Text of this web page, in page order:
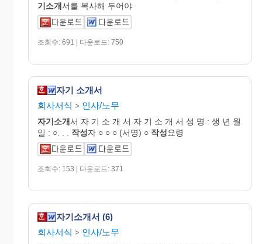
기소개서를 복사해 두어야
조회수: 691 | 다운로드: 750
자기 소개서
회사서식 > 인사/노무
자기소개서 자 기 소 개 서 자 기 소 개 서 성 명 : 생 년 월
일 : ○. . . 작성자 ○ ○ ○ (서명) ○ 작성요령
조회수: 153 | 다운로드: 371
자기소개서 (6)
회사서식 > 인사/노무